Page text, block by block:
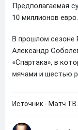
Предполагаемая
10 миллионов евро.
В прошлом сезоне
Александр
«Спартака», в
мячами и шестью
Источник - Матч ТВ